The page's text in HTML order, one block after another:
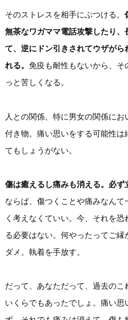
そのストレスを相手にぶつける。
無茶なワガママ電話攻撃したり、
て、逆にドン引きされてウザがら
れる。 免疫も耐性もないから、そ
っと苦しくなる。
人との関係、特に男女の関係に
付き物。痛い思いをする可能性は
てもしょうがない。
傷は癒えるし痛みも消える。必ず
ならば、傷つくことや痛みなんて
く考えなくていい。今、それを
る必要はない。何やったってご
ダメ。執着を手放す。
だって、あなただって、過去の
いくらでもあったでしょ。痛い思